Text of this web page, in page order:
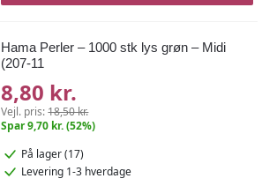
Hama Perler – 1000 stk lys grøn – Midi
(207-11
8,80 kr.
Vejl. pris:18,50 kr.
Spar 9,70 kr. (52%)
På lager (17)
Levering 1-3 hverdage